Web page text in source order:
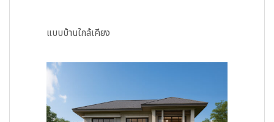
แบบบ้านใกล้เคียง